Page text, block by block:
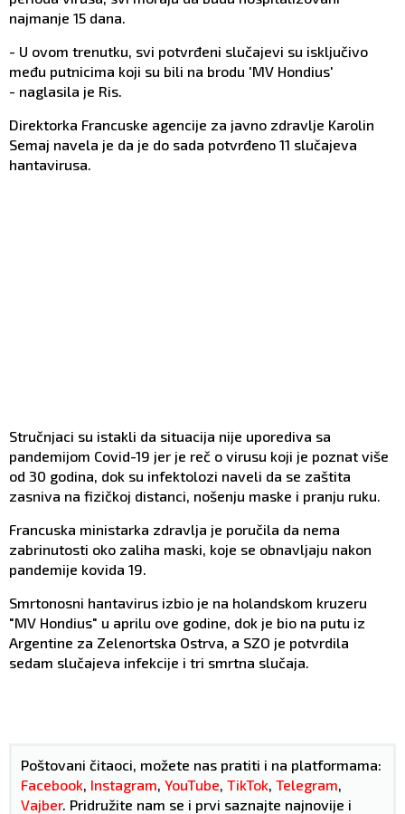
najmanje 15 dana.
- U ovom trenutku, svi potvrđeni slučajevi su isključivo
među putnicima koji su bili na brodu 'MV Hondius'
- naglasila je Ris.
Direktorka Francuske agencije za javno zdravlje Karolin
Semaj navela je da je do sada potvrđeno 11 slučajeva
hantavirusa.
Stručnjaci su istakli da situacija nije uporediva sa
pandemijom Covid-19 jer je reč o virusu koji je poznat više
od 30 godina, dok su infektolozi naveli da se zaštita
zasniva na fizičkoj distanci, nošenju maske i pranju ruku.
Francuska ministarka zdravlja je poručila da nema
zabrinutosti oko zaliha maski, koje se obnavljaju nakon
pandemije kovida 19.
Smrtonosni hantavirus izbio je na holandskom kruzeru
"MV Hondius" u aprilu ove godine, dok je bio na putu iz
Argentine za Zelenortska Ostrva, a SZO je potvrdila
sedam slučajeva infekcije i tri smrtna slučaja.
Poštovani čitaoci, možete nas pratiti i na platformama:
Facebook Instagram YouTube TikTok Telegram
Vajber. Pridružite nam se i prvi saznajte najnovije i